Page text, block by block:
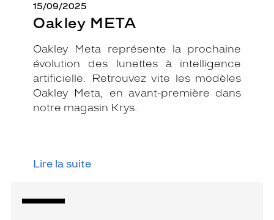
15/09/2025
Oakley META
Oakley Meta représente la prochaine
évolution des lunettes à intelligence
artificielle. Retrouvez vite les modèles
Oakley Meta, en avant-première dans
notre magasin Krys.
Lire la suite